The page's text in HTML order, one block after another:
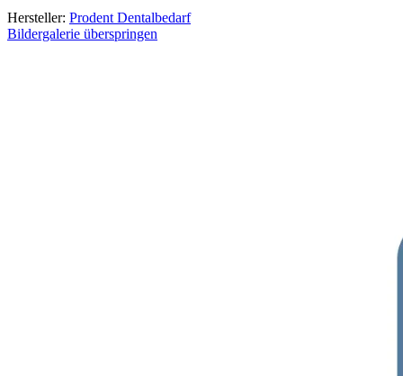
Hersteller: Prodent Dentalbedarf
Bildergalerie überspringen